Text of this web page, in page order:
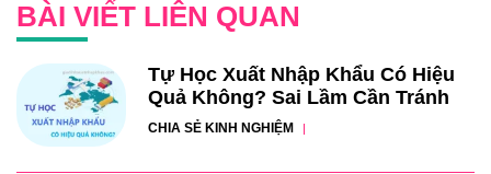
BÀI VIẾT LIÊN QUAN
Tự Học Xuất Nhập Khẩu Có Hiệu
Quả Không? Sai Lầm Cần Tránh
CHIA SẺ KINH NGHIỆM